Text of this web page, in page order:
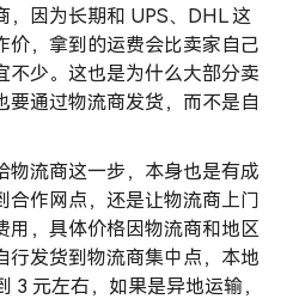
，因为长期和 UPS、DHL 这
价，拿到的运费会比卖家自己
不少。这也是为什么大部分卖
要通过物流商发货，而不是自
物流商这一步，本身也是有成
合作网点，还是让物流商上门
用，具体价格因物流商和地区
行发货到物流商集中点，本地
3 元左右，如果是异地运输，